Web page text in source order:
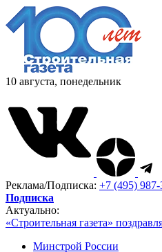
10 августа, понедельник
Реклама/Подписка: +7 (495)
Подписка
Актуально:
«Строительная газета»
Минстрой России